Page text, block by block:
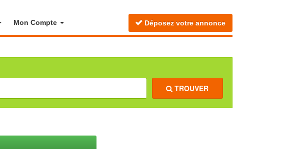
Mon Compte Déposez votre annonce
TROUVER